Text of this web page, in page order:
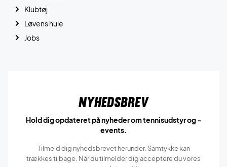
Klubtøj
Løvens hule
Jobs
Nyhedsbrev
Hold dig opdateret på nyheder om tennisudstyr og -
events.
Tilmeld dig nyhedsbrevet herunder. Samtykke kan
trækkes tilbage. Når du tilmelder dig acceptere du vores